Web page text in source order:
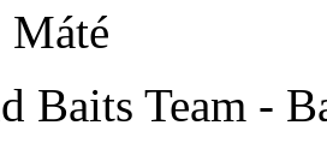
Máté
Baits Team -